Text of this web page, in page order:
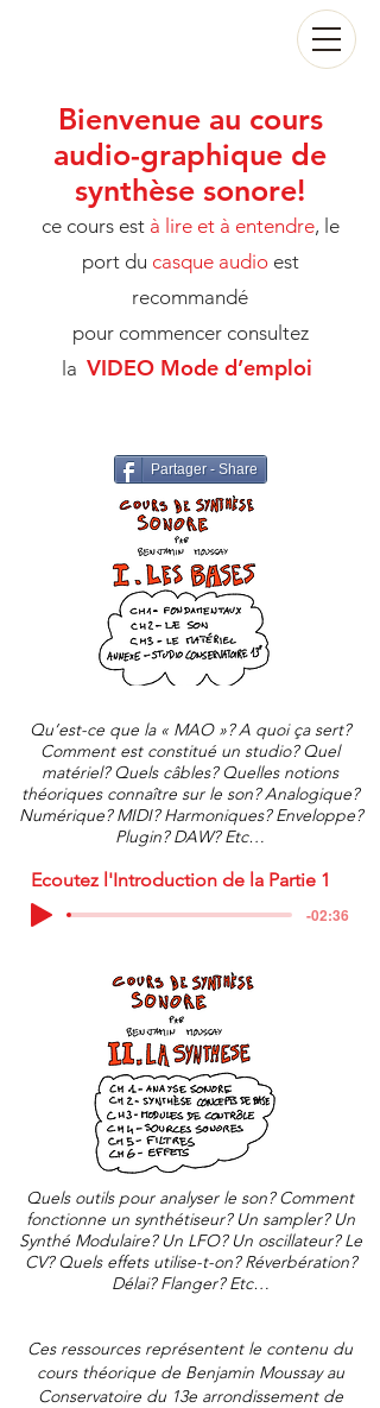
Bienvenue au cours
audio-graphique de
synthèse sonore!
ce cours est à lire et à entendre, le
port du casque audioest
recommandé
pour commencer consultez
la VIDEO Mode d’emploi
Partager - Share
Qu’est-ce que la « MAO »? A quoi ça sert?
Comment est constitué un studio? Quel
matériel? Quels câbles? Quelles notions
théoriques connaître sur le son? Analogique?
Numérique? MIDI? Harmoniques? Enveloppe?
Plugin? DAW? Etc…
Ecoutez l'Introduction de la Partie 1
-02:36
Quels outils pour analyser le son? Comment
fonctionne un synthétiseur? Un sampler? Un
Synthé Modulaire? Un LFO? Un oscillateur? Le
CV? Quels effets utilise-t-on? Réverbération?
Délai? Flanger? Etc…
Ces ressources représentent le contenu du
cours théorique de Benjamin Moussay au
Conservatoire du 13e arrondissement de